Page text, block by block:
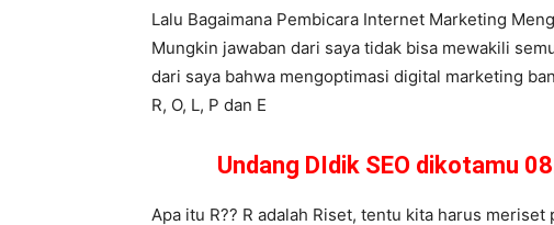
Lalu Bagaimana Pembicara Internet Marketing
Mungkin jawaban dari saya tidak bisa mewakili
dari saya bahwa mengoptimasi digital marketing
R, O, L, P dan E
Undang DIdik SEO dikotamu
Apa itu R?? R adalah Riset, tentu kita harus